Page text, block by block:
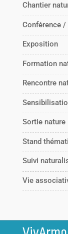
Chantier
Conférence
Exposition
Formation
Rencontre
Sortie nature
Stand
Suivi
Vie